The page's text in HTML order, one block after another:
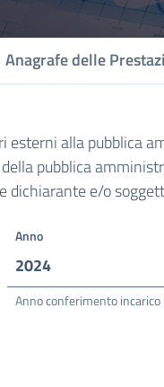
Anagrafe delle
esterni alla pubblica
pubblica
dichiarante e/o
Anno
2024
Anno conferimento incarico